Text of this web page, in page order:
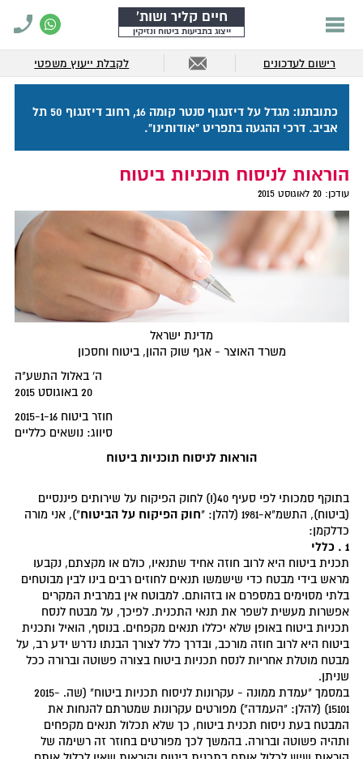
חיים קליר ושות'
ייצוג בתביעות ביטוח ונזיקין
רישום לעדכונים לקבלת ייעוץ משפטי
כתובתנו: מגדל על דיזנגוף סנטר קומה 16, רחוב דיזנגוף 50 תל
אביב. דרכי ההגעה בתפריט "אודותינו".
הוראות לניסוח תוכניות ביטוח
עודכן:20 לאוגוסט 2015
מדינת ישראל
משרד האוצר - אגף שוק ההון, ביטוח וחסכון
ה' באלול התשע"ה
20 באוגוסט 2015
חוזר ביטוח 2015-1-16
סיווג: נושאים כלליים
הוראות לניסוח תוכניות ביטוח
בתוקף סמכותי לפי סעיף 40(ו) לחוק הפיקוח על שירותים פיננסיים
(ביטוח), התשמ"א-1981 (להלן: "
חוק הפיקוח על הביטוח"), אני מורה
כדלקמן:
1 . כללי
תכנית ביטוח היא לרוב חוזה אחיד שתנאיו, כולם או מקצתם, נקבעו
מראש בידי מבטח כדי שישמשו תנאים לחוזים רבים בינו לבין מבוטחים
בלתי מסוימים במספרם או בזהותם. למבוטח אין במרבית המקרים
אפשרות מעשית לשפר את תנאי התכנית. לפיכך, על מבטח לנסח
תכניות ביטוח באופן שלא יכללו תנאים מקפחים. בנוסף, הואיל ותכנית
ביטוח היא לרוב חוזה מורכב, ובדרך כלל לצורך הבנתו נדרש ידע רב, על
מבטח מוטלת אחריות לנסח תכניות ביטוח בצורה פשוטה וברורה ככל
שניתן.
במסמך "עמדת ממונה - עקרונות לניסוח תכניות ביטוח" (שה. 2015-
15101) (להלן: "העמדה") מפורטים עקרונות שמטרתם להנחות את
המבטח בעת ניסוח תכנית ביטוח, כך שלא תכלול תנאים מקפחים
ותהיה פשוטה וברורה. בהמשך לכך מפורטים בחוזר זה רשימה של